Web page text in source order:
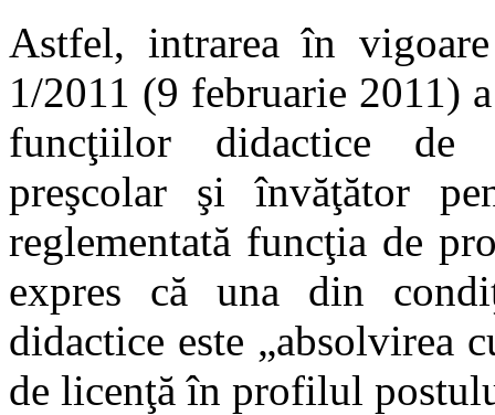
Astfel, intrarea în
1/2011 (9 februarie 2011)
funcţiilor didactice de
preşcolar şi învăţător
reglementată funcţia de
expres că una din
didactice este „absolvirea
de licenţă în profilul